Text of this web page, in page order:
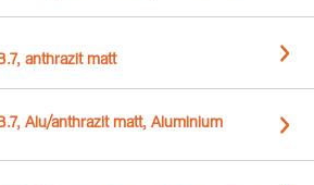
anthrazit matt
Alu/anthrazit matt, Aluminium